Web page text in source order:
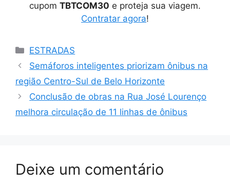
cupom TBTCOM30 e proteja sua viagem.
Contratar agora!
Categorias
ESTRADAS
Semáforos inteligentes priorizam ônibus na
região Centro-Sul de Belo Horizonte
Conclusão de obras na Rua José Lourenço
melhora circulação de 11 linhas de ônibus
Deixe um comentário